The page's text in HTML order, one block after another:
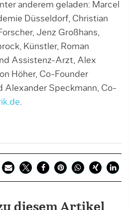
anderem geladen: Marcel
Düsseldorf, Christian
Jenz Großhans,
Künstler, Roman
Assistenz-Arzt, Alex
Höher, Co-Founder
Alexander Speckmann, Co-
.
diesem Artikel